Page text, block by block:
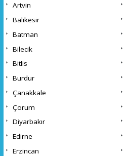
Artvin
Balıkesir
Batman
Bilecik
Bitlis
Burdur
Çanakkale
Çorum
Diyarbakır
Edirne
Erzincan